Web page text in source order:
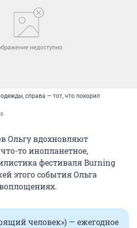
справа — тот, что покорил
Ольгу вдохновляют
то инопланетное,
фестиваля Burning
этого события Ольга
человек») — ежегодное